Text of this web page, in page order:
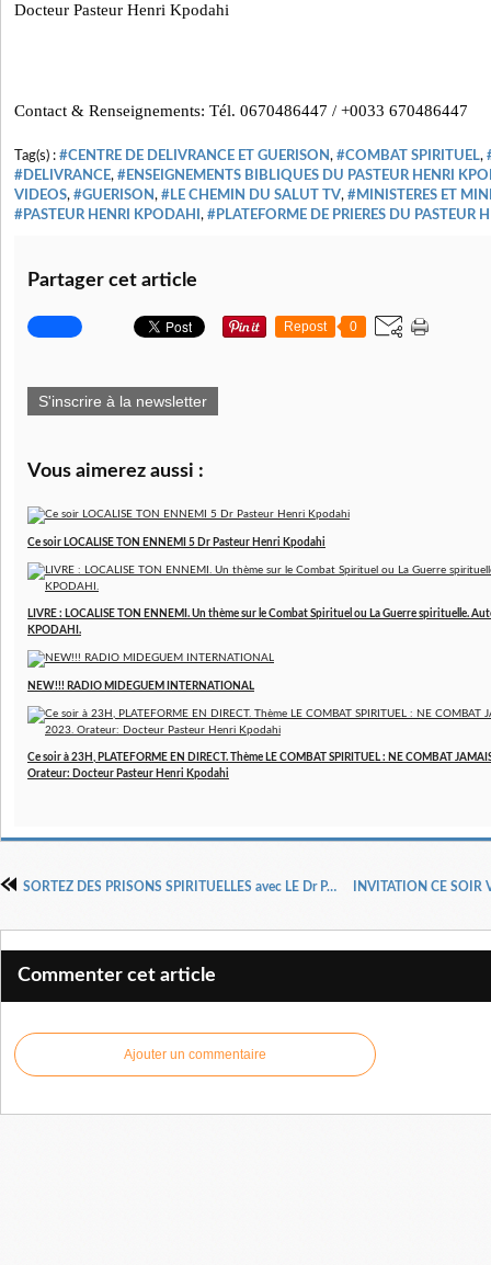
Docteur Pasteur Henri Kpodahi
Contact & Renseignements: Tél. 0670486447 / +0033 670486447
Tag(s) : #CENTRE DE DELIVRANCE ET GUERISON, #COMBAT SPIRITUEL,
#DELIVRANCE, #ENSEIGNEMENTS BIBLIQUES DU PASTEUR HENRI
VIDEOS, #GUERISON, #LE CHEMIN DU SALUT TV, #MINISTERES ET
#PASTEUR HENRI KPODAHI , #PLATEFORME DE PRIERES DU PASTEUR
Partager cet article
Repost 0
S'inscrire à la newsletter
Vous aimerez aussi :
Ce soir LOCALISE TON ENNEMI 5 Dr Pasteur Henri Kpodahi
LIVRE : LOCALISE TON ENNEMI. Un thème sur le Combat Spirituel ou La Guerre spirituelle.
KPODAHI.
NEW!!! RADIO MIDEGUEM INTERNATIONAL
Ce soir à 23H, PLATEFORME EN DIRECT. Thème LE COMBAT SPIRITUEL : NE COMBAT
Orateur: Docteur Pasteur Henri Kpodahi
SORTEZ DES PRISONS SPIRITUELLES avec LE Dr PASTEUR HENRI KPODAHI dans Intercèdes pour entrer dans Ta Destinée EMISSION 23 en DIRECT VENDREDI 10 JUIN 2022
Commenter cet article
Ajouter un commentaire